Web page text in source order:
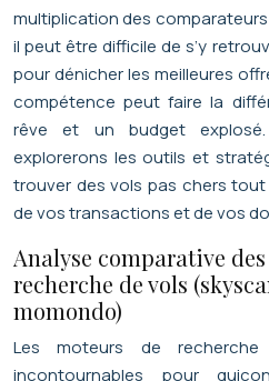
multiplication des
il peut être difficile de s’y
pour dénicher les meilleures
compétence peut faire la
rêve et un budget
explorerons les outils et
trouver des vols pas chers
de vos transactions et de vos
Analyse comparative
recherche de vols
momondo)
Les moteurs de
incontournables pour